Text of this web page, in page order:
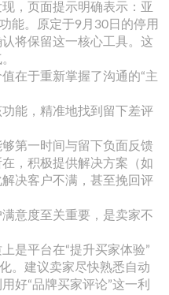
，页面提示明确表示：亚
能。原定于9月30日的停用
将保留这一核心工具。这
在于重新掌握了沟通的“主
能，精准地找到留下差评
第一时间与留下负面反馈
，积极提供解决方案（如
决客户不满，甚至挽回评
意度至关重要，是卖家不
是平台在“提升买家体验”
。建议卖家尽快熟悉自动
好“品牌买家评论”这一利